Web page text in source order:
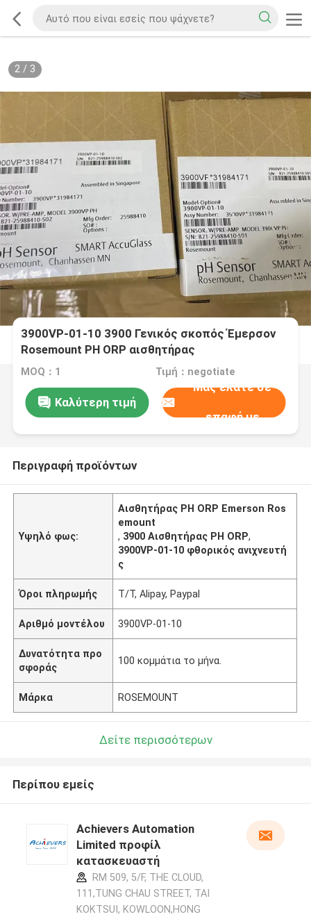
2/ 3
3900VP-01-10 3900 Γενικός σκοπός Έμερσον
Rosemount PH ORP αισθητήρας
MOQ：1 Τιμή：negotiate
Καλύτερη τιμή
Μας ελάτε σε
επαφή με
Περιγραφή προϊόντων
Υψηλό φως:
Αισθητήρας PH ORP Emerson Ros
emount
, 3900 Αισθητήρας PH ORP,
3900VP-01-10 φθορικός ανιχνευτή
ς
Όροι πληρωμής Τ/Τ, Alipay, Paypal
Αριθμό μοντέλου 3900VP-01-10
Δυνατότητα προ
σφοράς
100 κομμάτια το μήνα.
Μάρκα ROSEMOUNT
Δείτε περισσότερων
Περίπου εμείς
Achievers Automation
Limited προφίλ
κατασκευαστή
RM 509, 5/F, THE CLOUD,
111,TUNG CHAU STREET, TAI
KOKTSUI, KOWLOON,HONG